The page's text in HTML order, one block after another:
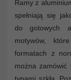
Ramy z
spełniają się
do gotowych
motywów,
formatach z
można